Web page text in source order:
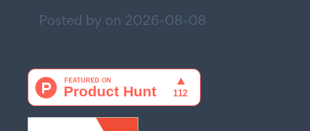
Posted by on 2026-08-08